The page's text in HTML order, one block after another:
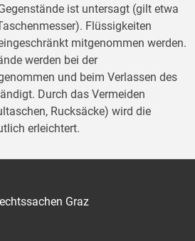
ist untersagt (gilt etwa
Flüssigkeiten
mitgenommen werden.
werden bei der
und beim Verlassen des
Durch das Vermeiden
Rucksäcke) wird die
erleichtert.
Graz